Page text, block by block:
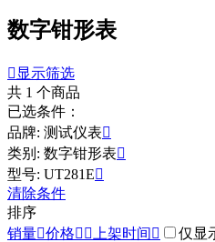
数字钳形表
 显示筛选
共 1 个商品
已选条件：
品牌: 测试仪表
类别: 数字钳形表
型号: UT281E
清除条件
排序
销量价格  上架时间 
仅显